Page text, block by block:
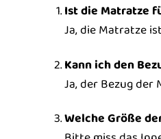
Ist die Matratze
Ja, die Matratze
Kann ich den
Ja, der Bezug der
Welche Größe